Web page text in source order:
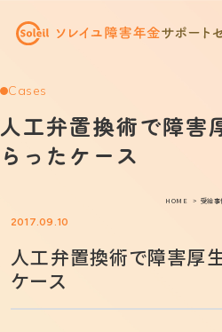
Cases
人工弁置換術で障害
らったケース
HOME 受給事
2017.09.10
人工弁置換術で障害厚
ケース